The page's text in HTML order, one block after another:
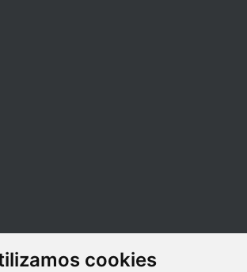
cookies